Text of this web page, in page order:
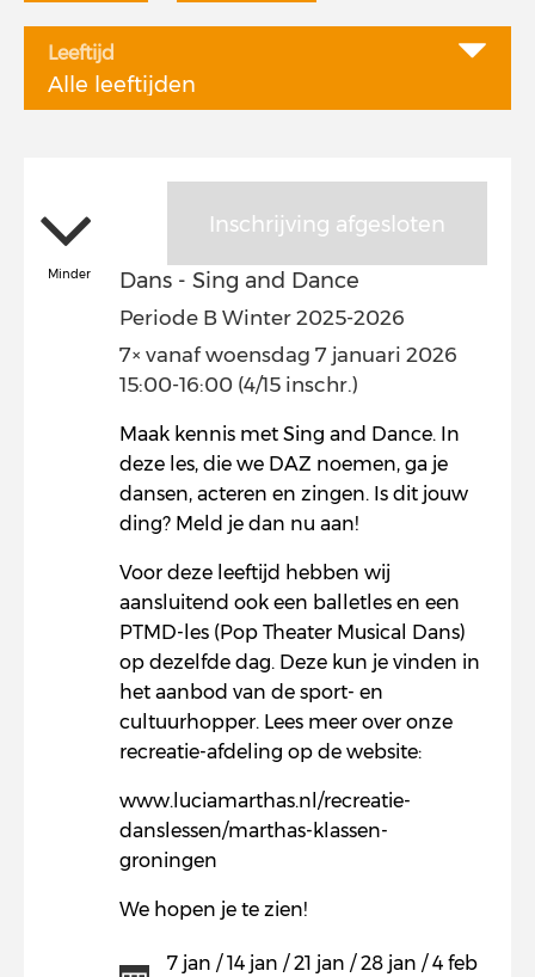
Leeftijd
Alle leeftijden
Inschrijving afgesloten
Minder Dans - Sing and Dance
Periode B Winter 2025-2026
7× vanaf woensdag 7 januari 2026
15:00-16:00 (4/15 inschr.)
Maak kennis met Sing and Dance. In
deze les, die we DAZ noemen, ga je
dansen, acteren en zingen. Is dit jouw
ding? Meld je dan nu aan!
Voor deze leeftijd hebben wij
aansluitend ook een balletles en een
PTMD-les (Pop Theater Musical Dans)
op dezelfde dag. Deze kun je vinden in
het aanbod van de sport- en
cultuurhopper. Lees meer over onze
recreatie-afdeling op de website:
www.luciamarthas.nl/recreatie-
danslessen/marthas-klassen-
groningen
We hopen je te zien!
7 jan / 14 jan / 21 jan / 28 jan / 4 feb